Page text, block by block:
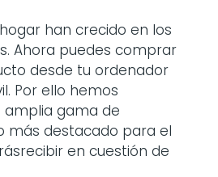
han crecido en los
Ahora puedes comprar
desde tu ordenador
Por ello hemos
gama de
más destacado para el
en cuestión de